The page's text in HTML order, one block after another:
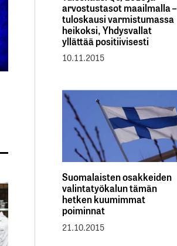
arvostustasot maailmalla –
tuloskausi varmistumassa
heikoksi, Yhdysvallat
yllättää positiivisesti
10.11.2015
Suomalaisten osakkeiden
valintatyökalun tämän
hetken kuumimmat
poiminnat
21.10.2015